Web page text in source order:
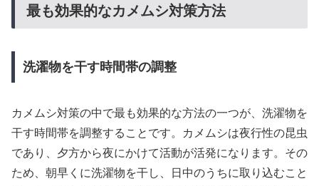
最も効果的なカメムシ対策方法
洗濯物を干す時間帯の調整
カメムシ対策の中で最も効果的な方法の一つが、洗濯物を
干す時間帯を調整することです。カメムシは夜行性の昆虫
であり、夕方から夜にかけて活動が活発になります。その
ため、朝早くに洗濯物を干し、日中のうちに取り込むこと